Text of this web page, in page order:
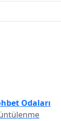
Odaları